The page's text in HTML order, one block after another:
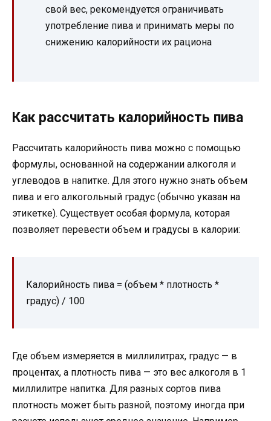
свой вес, рекомендуется ограничивать
употребление пива и принимать меры по
снижению калорийности их рациона
Как рассчитать калорийность пива
Рассчитать калорийность пива можно с помощью
формулы, основанной на содержании алкоголя и
углеводов в напитке. Для этого нужно знать объем
пива и его алкогольный градус (обычно указан на
этикетке). Существует особая формула, которая
позволяет перевести объем и градусы в калории:
Калорийность пива = (объем * плотность *
градус) / 100
Где объем измеряется в миллилитрах, градус — в
процентах, а плотность пива — это вес алкоголя в 1
миллилитре напитка. Для разных сортов пива
плотность может быть разной, поэтому иногда при